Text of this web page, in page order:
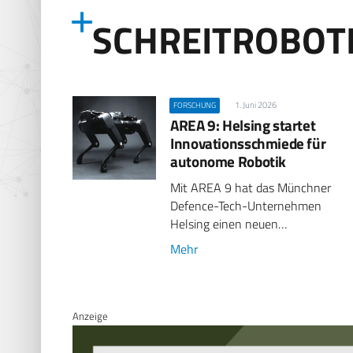
FORSCHUNG 1. Juni 2026
AREA 9: Helsing startet
Innovationsschmiede für
autonome Robotik
Mit AREA 9 hat das Münchner
Defence-Tech-Unternehmen
Helsing einen neuen…
Mehr
Anzeige